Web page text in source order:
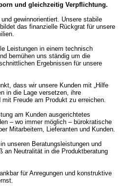
und gleichzeitig Verpflichtung.
gewinnorientiert. Unsere stabile
das finanzielle Rückgrat für unsere
Leistungen in einem technisch
bemühen uns ständig um die
Ergebnissen für unsere
dass wir unsere Kunden mit „Hilfe
in die Lage versetzen, ihre
Freude am Produkt zu erreichen.
am Kunden ausgerichtetes
– wo immer möglich – bürokratische
Mitarbeitern, Lieferanten und Kunden.
unseren Beratungsleistungen und
an Neutralität in die Produktberatung
für Anregungen und konstruktive